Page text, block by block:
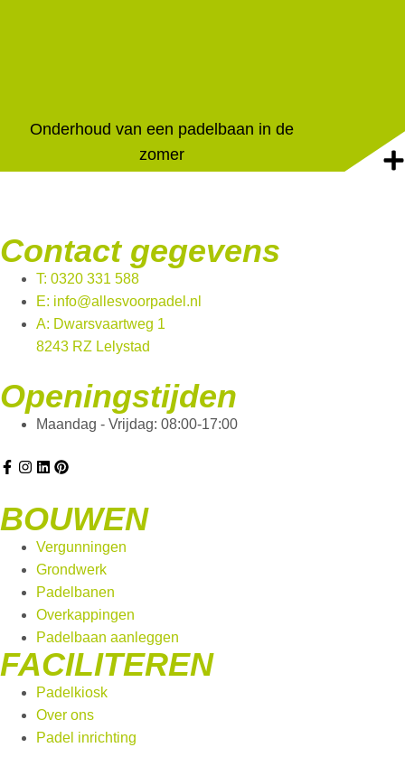
Onderhoud van een padelbaan in de
zomer
Contact gegevens
T: 0320 331 588
E: info@allesvoorpadel.nl
A: Dwarsvaartweg 1
8243 RZ Lelystad
Openingstijden
Maandag - Vrijdag: 08:00-17:00
BOUWEN
Vergunningen
Grondwerk
Padelbanen
Overkappingen
Padelbaan aanleggen
FACILITEREN
Padelkiosk
Over ons
Padel inrichting